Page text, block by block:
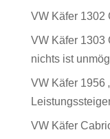
VW Käfer 1302
VW Käfer 1303
nichts ist
VW Käfer 1956
VW Käfer